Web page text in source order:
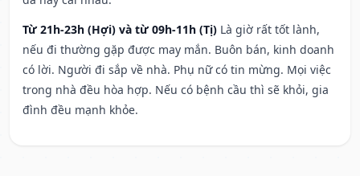
Từ 21h-23h (Hợi) và từ 09h-11h (Tị) Là giờ rất tốt lành,
nếu đi thường gặp được may mắn. Buôn bán, kinh doanh
có lời. Người đi sắp về nhà. Phụ nữ có tin mừng. Mọi việc
trong nhà đều hòa hợp. Nếu có bệnh cầu thì sẽ khỏi, gia
đình đều mạnh khỏe.